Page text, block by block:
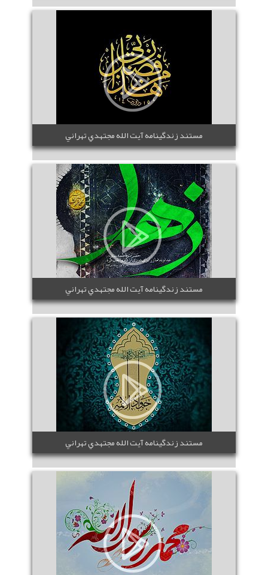
مستند زندگينامه آيت الله مجتهدي تهراني
مستند زندگينامه آيت الله مجتهدي تهراني
مستند زندگينامه آيت الله مجتهدي تهراني